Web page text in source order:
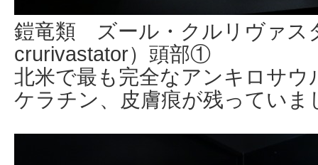
鎧竜類 ズール・クルリヴァス
crurivastator）頭部①
北米で最も完全なアンキロサウ
ケラチン、皮膚痕が残っていま